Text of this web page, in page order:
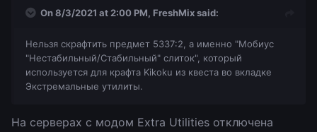
On 8/3/2021 at 2:00 PM, FreshMixsaid:
Нельзя скрафтить предмет 5337:2, а именно "Мобиус
"Нестабильный/Стабильный" слиток", который
используется для крафта Kikoku из квеста во вкладке
Экстремальные утилиты.
На серверах с модом Extra Utilities отключена